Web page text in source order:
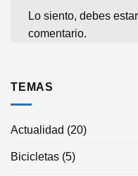
Lo siento, debes estar
comentario.
TEMAS
Actualidad (20)
Bicicletas (5)